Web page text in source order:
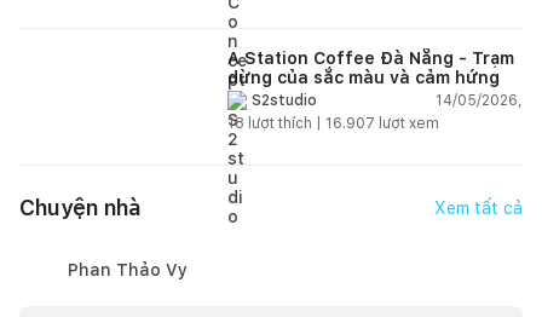
A Station Coffee Đà Nẵng - Trạm
dừng của sắc màu và cảm hứng
S2studio
14/05/2026,
18 lượt thích | 16.907 lượt xem
Chuyện nhà Xem tất cả
Phan Thảo Vy